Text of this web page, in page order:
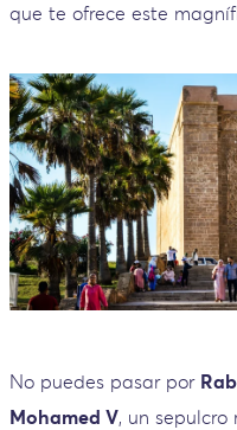
que te ofrece este
No puedes pasar por
Mohamed V, un